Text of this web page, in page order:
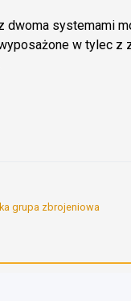
dwoma systemami
w tylec z
grupa zbrojeniowa